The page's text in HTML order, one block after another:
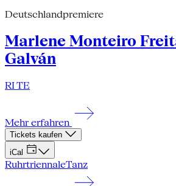
Deutschlandpremiere
Marlene Monteiro
Galván
RI TE
Mehr erfahren
Tickets kaufen
iCal
RuhrtriennaleTanz